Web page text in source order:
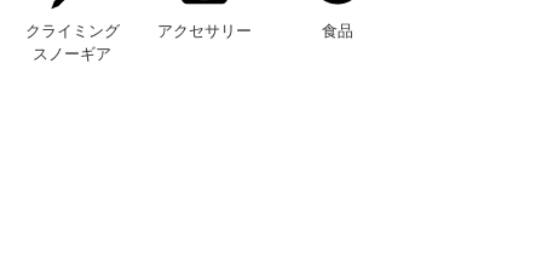
クライミング
スノーギア
アクセサリー 食品